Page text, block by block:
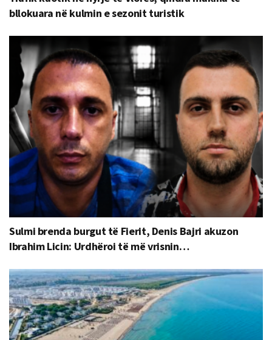
bllokuara në kulmin e sezonit turistik
Sulmi brenda burgut të Fierit, Denis Bajri akuzon
Ibrahim Licin: Urdhëroi të më vrisnin…